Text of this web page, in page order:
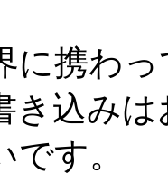
に携わっ
き込みは
す。